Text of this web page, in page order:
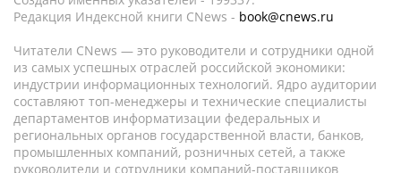
Редакция Индексной книги CNews - book@cnews.ru
Читатели CNews — это руководители и сотрудники одной
из самых успешных отраслей российской экономики:
индустрии информационных технологий. Ядро аудитории
составляют топ-менеджеры и технические специалисты
департаментов информатизации федеральных и
региональных органов государственной власти, банков,
промышленных компаний, розничных сетей, а также
руководители и сотрудники компаний-поставщиков